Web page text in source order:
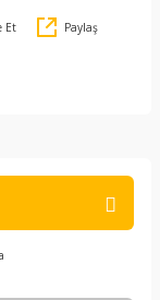
Et Paylaş